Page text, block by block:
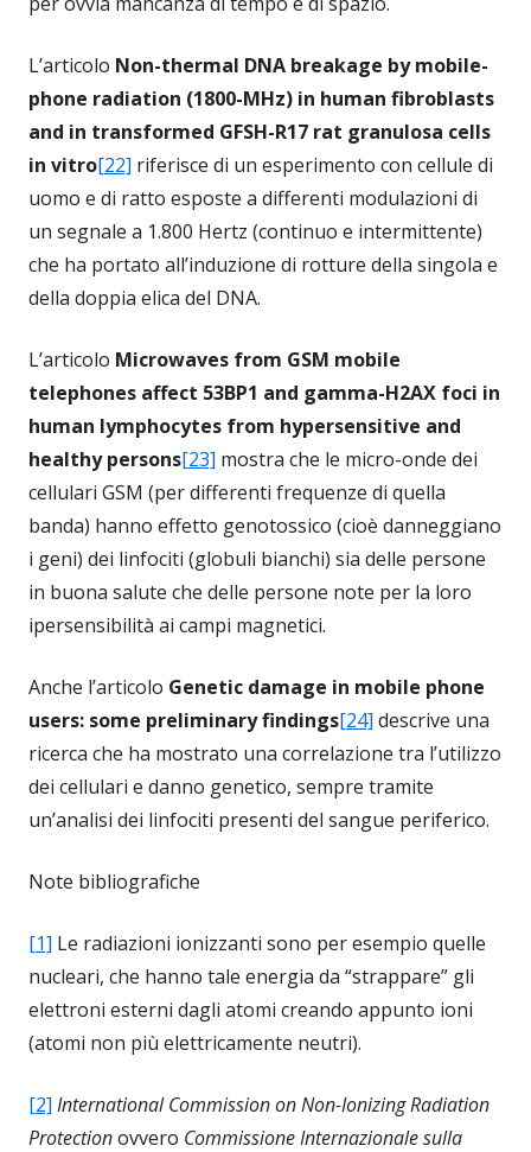
L’articolo Non-thermal DNA breakage by mobile-
phone radiation (1800-MHz) in human fibroblasts
and in transformed GFSH-R17 rat granulosa cells
in vitro[22] riferisce di un esperimento con cellule di
uomo e di ratto esposte a differenti modulazioni di
un segnale a 1.800 Hertz (continuo e intermittente)
che ha portato all’induzione di rotture della singola e
della doppia elica del DNA.
L’articolo Microwaves from GSM mobile
telephones affect 53BP1 and gamma-H2AX foci in
human lymphocytes from hypersensitive and
healthy persons[23] mostra che le micro-onde dei
cellulari GSM (per differenti frequenze di quella
banda) hanno effetto genotossico (cioè danneggiano
i geni) dei linfociti (globuli bianchi) sia delle persone
in buona salute che delle persone note per la loro
ipersensibilità ai campi magnetici.
Anche l’articolo Genetic damage in mobile phone
users: some preliminary findings[24] descrive una
ricerca che ha mostrato una correlazione tra l’utilizzo
dei cellulari e danno genetico, sempre tramite
un’analisi dei linfociti presenti del sangue periferico.
Note bibliografiche
[1] Le radiazioni ionizzanti sono per esempio quelle
nucleari, che hanno tale energia da “strappare” gli
elettroni esterni dagli atomi creando appunto ioni
(atomi non più elettricamente neutri).
[2] International Commission on Non-Ionizing Radiation
Protectionovvero Commissione Internazionale sulla